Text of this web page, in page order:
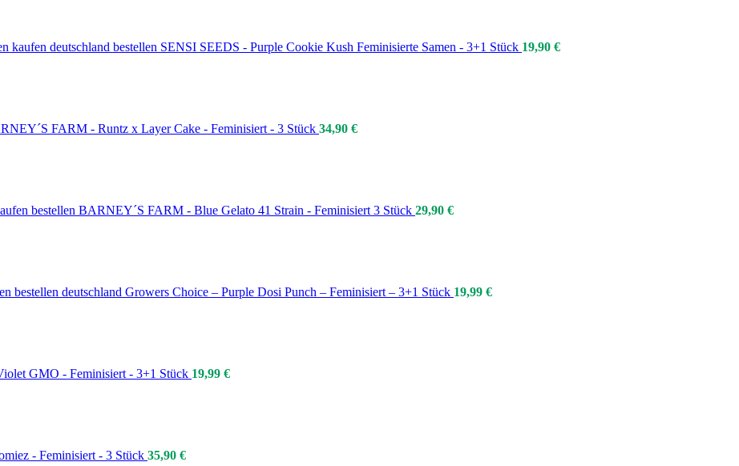
SENSI SEEDS - Purple Cookie Kush Feminisierte Samen - 3+1 Stück 19,90 €
FARM - Runtz x Layer Cake - Feminisiert - 3 Stück 34,90 €
BARNEY´S FARM - Blue Gelato 41 Strain - Feminisiert 3 Stück 29,90 €
Growers Choice – Purple Dosi Punch – Feminisiert – 3+1 Stück 19,99 €
GMO - Feminisiert - 3+1 Stück 19,99 €
- Feminisiert - 3 Stück 35,90 €